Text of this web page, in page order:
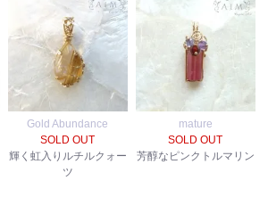
Gold Abundance
SOLD OUT
輝く虹入りルチルクォー
ツ
mature
SOLD OUT
芳醇なピンクトルマリン